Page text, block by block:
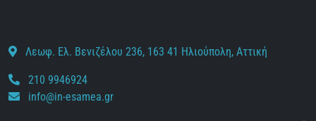
Λεωφ. Ελ. Βενιζέλου 236, 163 41 Ηλιούπολη, Αττική
210 9946924
info@in-esamea.gr